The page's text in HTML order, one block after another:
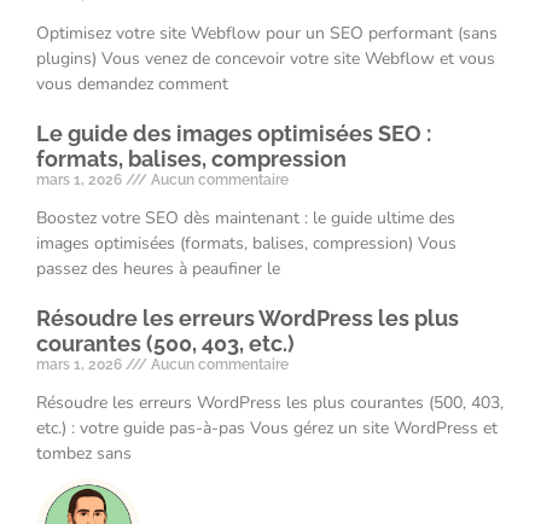
Optimisez votre site Webflow pour un SEO performant (sans
plugins) Vous venez de concevoir votre site Webflow et vous
vous demandez comment
Le guide des images optimisées SEO :
formats, balises, compression
mars 1, 2026 Aucun commentaire
Boostez votre SEO dès maintenant : le guide ultime des
images optimisées (formats, balises, compression) Vous
passez des heures à peaufiner le
Résoudre les erreurs WordPress les plus
courantes (500, 403, etc.)
mars 1, 2026 Aucun commentaire
Résoudre les erreurs WordPress les plus courantes (500, 403,
etc.) : votre guide pas-à-pas Vous gérez un site WordPress et
tombez sans